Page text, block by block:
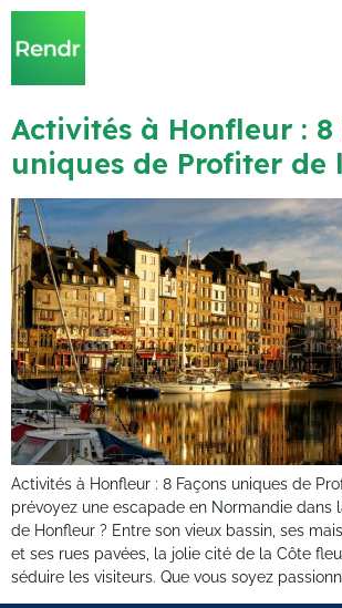
Activités à Honfleur : 8
uniques de Profiter de
Activités à Honfleur : 8 Façons uniques de
prévoyez une escapade en Normandie dans
de Honfleur ? Entre son vieux bassin, ses
et ses rues pavées, la jolie cité de la Côte
séduire les visiteurs. Que vous soyez